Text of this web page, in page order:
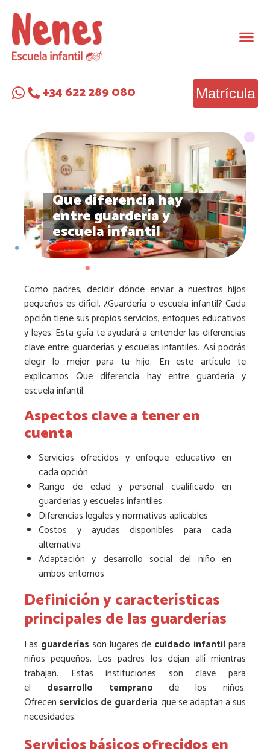
+34 622 289 080 Matrícula
Que diferencia hay
entre guardería y
escuela infantil
Como padres, decidir dónde enviar a nuestros hijos
pequeños es difícil. ¿Guardería o escuela infantil? Cada
opción tiene sus propios servicios, enfoques educativos
y leyes. Esta guía te ayudará a entender las diferencias
clave entre guarderías y escuelas infantiles. Así podrás
elegir lo mejor para tu hijo. En este artículo te
explicamos Que diferencia hay entre guardería y
escuela infantil.
Aspectos clave a tener en
cuenta
Servicios ofrecidos y enfoque educativo en
cada opción
Rango de edad y personal cualificado en
guarderías y escuelas infantiles
Diferencias legales y normativas aplicables
Costos y ayudas disponibles para cada
alternativa
Adaptación y desarrollo social del niño en
ambos entornos
Definición y características
principales de las guarderías
Las guarderías son lugares de cuidado infantilpara
niños pequeños. Los padres los dejan allí mientras
trabajan. Estas instituciones son clave para
el desarrollo temprano de los niños.
Ofrecen servicios de guardería que se adaptan a sus
necesidades.
Servicios básicos ofrecidos en